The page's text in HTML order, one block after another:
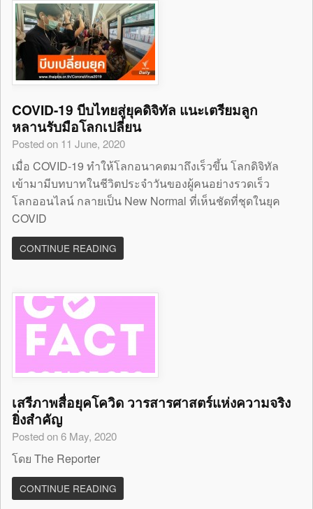
COVID-19 บีบไทยสู่ยุคดิจิทัล แนะเตรียมลูก
หลานรับมือโลกเปลี่ยน
Posted on 11 June, 2020
เมื่อ COVID-19 ทำให้โลกอนาคตมาถึงเร็วขึ้น โลกดิจิทัล
เข้ามามีบทบาทในชีวิตประจำวันของผู้คนอย่างรวดเร็ว
โลกออนไลน์ กลายเป็น New Normal ที่เห็นชัดที่ชุดในยุค
COVID
CONTINUE READING
เสรีภาพสื่อยุคโควิด วารสารศาสตร์แห่งความจริง
ยิ่งสำคัญ
Posted on 6 May, 2020
โดย The Reporter
CONTINUE READING